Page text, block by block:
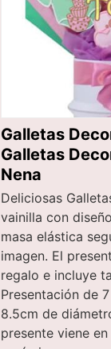
Galletas
Galletas
Nena
Deliciosas
vainilla con
masa elástica
imagen. El
regalo e incluye
Presentación de
8.5cm de
presente viene